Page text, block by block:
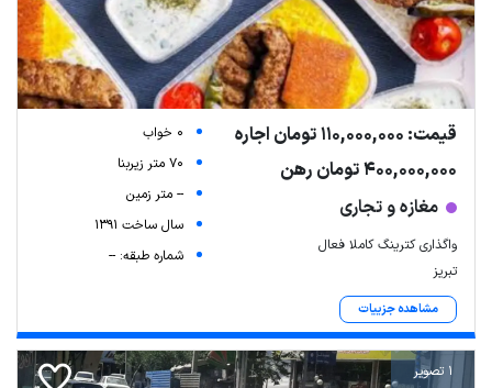
قیمت: 110,000,000 تومان اجاره
400,000,000 تومان رهن
مغازه و تجاری
واگذاری کترینگ کاملا فعال
تبریز
مشاهده جزییات
0 خواب
70 متر زیربنا
-- متر زمین
سال ساخت 1391
شماره طبقه: --
1 تصویر